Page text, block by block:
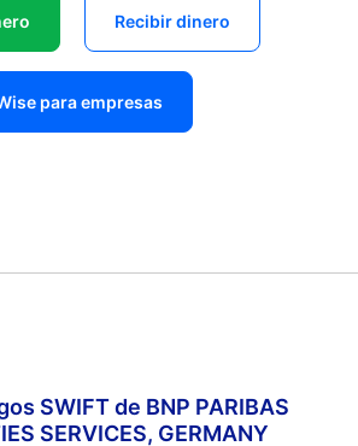
Recibir dinero
para empresas
SWIFT de BNP PARIBAS
SERVICES, GERMANY